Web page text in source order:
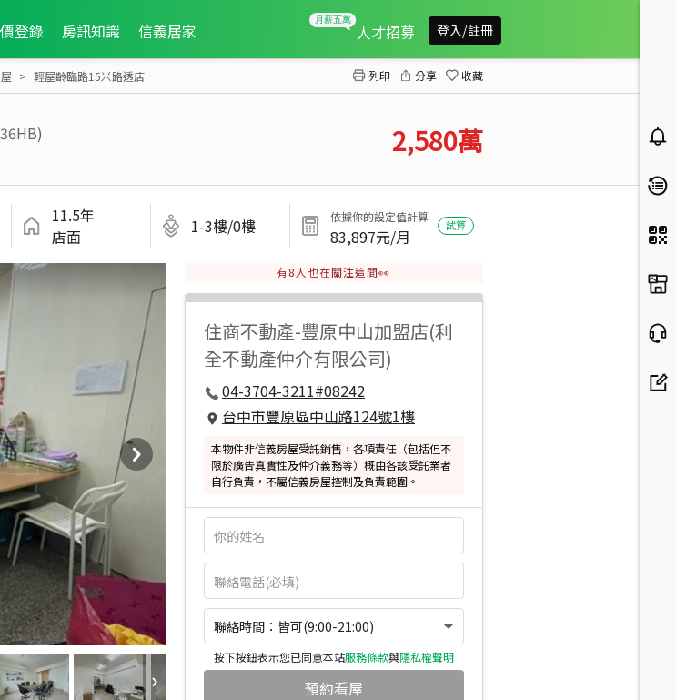
登錄 房訊知識 信義居家 人才招募 登入/註冊
輕屋齡臨路15米路透店 列印 分享 收藏
2,580萬
11.5年
店面
1-3樓/0樓 依據你的設定值計算
83,897元/月
試算
有8 人也在關注這間👀
住商不動產-豐原中山加盟店(利
全不動產仲介有限公司)
04-3704-3211#08242
台中市豐原區中山路124號1樓
本物件非信義房屋受託銷售，各項責任（包括但不
限於廣告真實性及仲介義務等）概由各該受託業者
自行負責，不屬信義房屋控制及負責範圍。
聯絡時間：皆可(9:00-21:00)
按下按鈕表示您已同意本站服務條款與隱私權聲明
預約看屋